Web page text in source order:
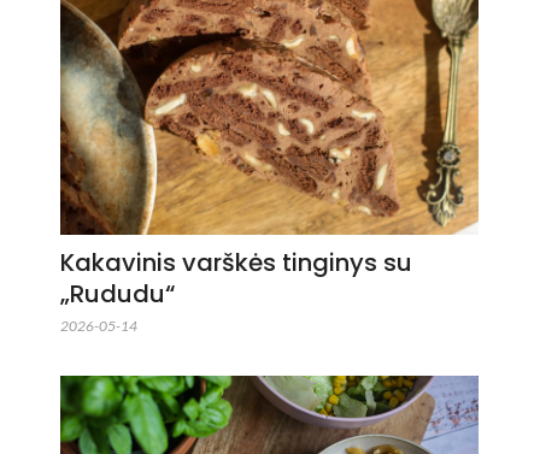
Kakavinis varškės tinginys su
„Rududu“
2026-05-14